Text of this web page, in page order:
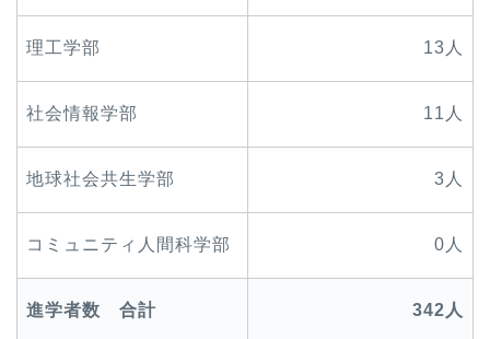
理工学部 13人
社会情報学部 11人
地球社会共生学部 3人
コミュニティ人間科学部 0人
進学者数 合計 342 人